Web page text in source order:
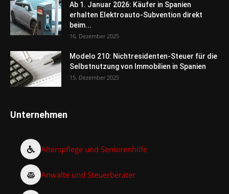
Ab 1. Januar 2026: Käufer in Spanien
erhalten Elektroauto-Subvention direkt
beim...
16. Dezember 2025
Modelo 210: Nichtresidenten-Steuer für die
Selbstnutzung von Immobilien in Spanien
15. Dezember 2025
Unternehmen
Alterspflege und Seniorenhilfe
Anwälte und Steuerberater